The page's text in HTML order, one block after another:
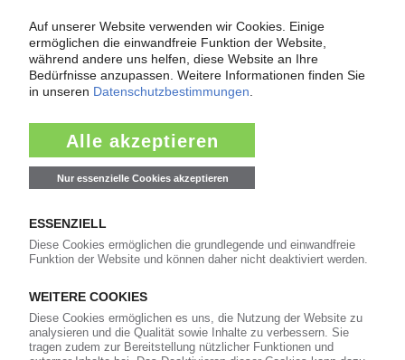
Themenkomplex Force Majeure, Corona und Kunststoff-
Preisentwicklung sowie Tipps für die Praxis.
Jetzt lesen
Newsletter
Die wichtigsten Nachrichten und Neuigkeiten aus der
Kunststoffbranche – jeden Tag brandaktuell!